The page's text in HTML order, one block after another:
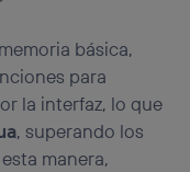
básica,
para
la interfaz, lo que
, superando los
manera,